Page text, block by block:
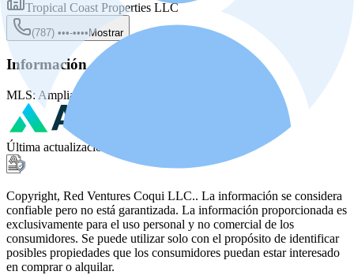
Tropical Coast Properties LLC
(787) •••-••••Mostrar
Información de la fuente
MLS: Amplia MLS
Última actualización
Copyright, Red Ventures Coqui LLC.. La información se considera
confiable pero no está garantizada. La información proporcionada es
exclusivamente para el uso personal y no comercial de los
consumidores. Se puede utilizar solo con el propósito de identificar
posibles propiedades que los consumidores puedan estar interesado
en comprar o alquilar.